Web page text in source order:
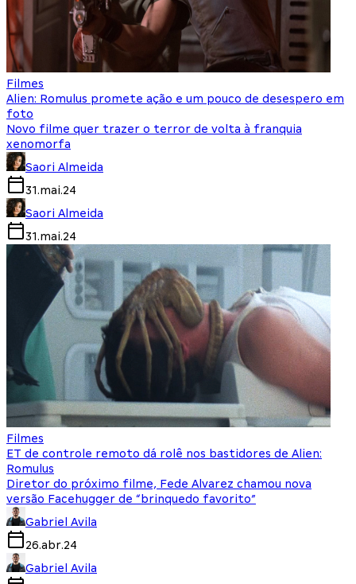
Filmes
Alien: Romulus promete ação e um pouco de desespero em
foto
Novo filme quer trazer o terror de volta à franquia
xenomorfa
Saori Almeida
31.mai.24
Saori Almeida
31.mai.24
Filmes
ET de controle remoto dá rolê nos bastidores de Alien:
Romulus
Diretor do próximo filme, Fede Alvarez chamou nova
versão Facehugger de “brinquedo favorito”
Gabriel Avila
26.abr.24
Gabriel Avila